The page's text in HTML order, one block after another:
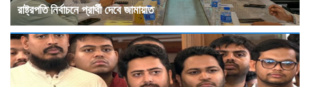
রাষ্ট্রপতি নির্বাচনে প্রার্থী দেবে জামায়াত